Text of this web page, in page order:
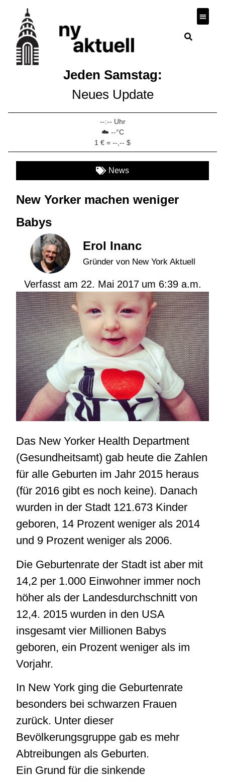
Jeden Samstag:
Neues Update
--:-- Uhr
☁️ --°C
1 € = --,-- $
News
New Yorker machen weniger
Babys
Erol Inanc
Gründer von New York Aktuell
Verfasst am 22. Mai 2017 um 6:39 a.m.
Das New Yorker Health Department
(Gesundheitsamt) gab heute die Zahlen
für alle Geburten im Jahr 2015 heraus
(für 2016 gibt es noch keine). Danach
wurden in der Stadt 121.673 Kinder
geboren, 14 Prozent weniger als 2014
und 9 Prozent weniger als 2006.
Die Geburtenrate der Stadt ist aber mit
14,2 per 1.000 Einwohner immer noch
höher als der Landesdurchschnitt von
12,4. 2015 wurden in den USA
insgesamt vier Millionen Babys
geboren, ein Prozent weniger als im
Vorjahr.
In New York ging die Geburtenrate
besonders bei schwarzen Frauen
zurück. Unter dieser
Bevölkerungsgruppe gab es mehr
Abtreibungen als Geburten.
Ein Grund für die sinkende